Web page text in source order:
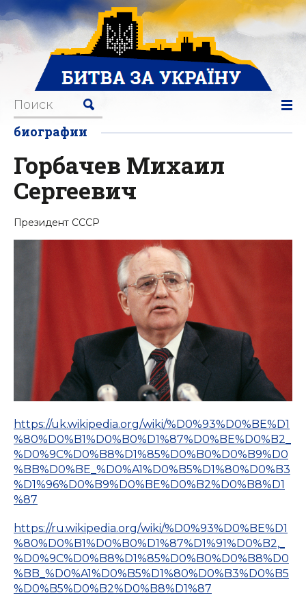
биографии
Горбачев Михаил
Сергеевич
Президент СССР
https://uk.wikipedia.org/wiki/%D0%93%D0%BE%D1
%80%D0%B1%D0%B0%D1%87%D0%BE%D0%B2_
%D0%9C%D0%B8%D1%85%D0%B0%D0%B9%D0
%BB%D0%BE_%D0%A1%D0%B5%D1%80%D0%B3
%D1%96%D0%B9%D0%BE%D0%B2%D0%B8%D1
%87
https://ru.wikipedia.org/wiki/%D0%93%D0%BE%D1
%80%D0%B1%D0%B0%D1%87%D1%91%D0%B2,_
%D0%9C%D0%B8%D1%85%D0%B0%D0%B8%D0
%BB_%D0%A1%D0%B5%D1%80%D0%B3%D0%B5
%D0%B5%D0%B2%D0%B8%D1%87